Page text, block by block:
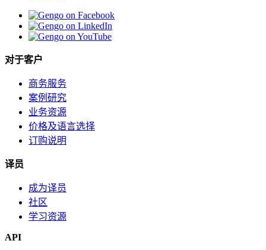
对于客户
商务服务
案例研究
业务资源
价格及语言选择
订购说明
译员
成为译员
社区
学习资源
API